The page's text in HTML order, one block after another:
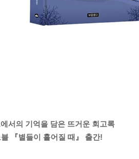
서의 기억을 담은 뜨거운 회고록
『별들이 흩어질 때』 출간!